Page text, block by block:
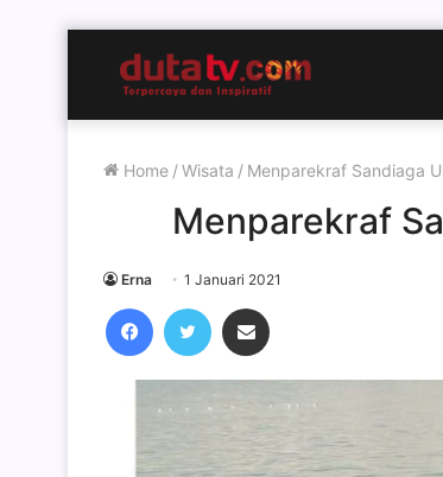
Home /Wisata / Menparekraf Sandiaga
Menparekraf
Erna 1 Januari 2021
FacebookTwitter